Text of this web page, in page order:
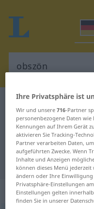
Deutsch-Polnisch
Deutsch-
"obszön"
"obszön"
„obszön“
Ihre Privatsphäre ist
Wir und unsere716-Partner
personenbezogene Daten
Kennungen auf Ihrem Gerät
aktivieren Sie Tracking-
Partner verarbeiten Daten,
aufgeführten Zwecke. Wenn
Inhalte und Anzeigen
können dieses Menü
ändern oder Ihre
Privatsphäre-Einstellungen
Einstellungen gelten
finden Sie in unserer